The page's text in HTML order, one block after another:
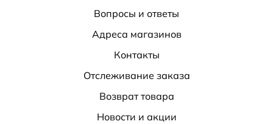
Вопросы и ответы
Адреса магазинов
Контакты
Отслеживание заказа
Возврат товара
Новости и акции